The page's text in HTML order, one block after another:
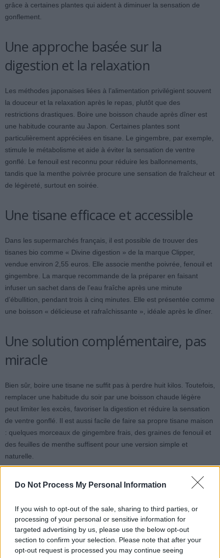
Do Not Process My Personal Information
If you wish to opt-out of the sale, sharing to third parties, or
processing of your personal or sensitive information for
targeted advertising by us, please use the below opt-out
section to confirm your selection. Please note that after your
opt-out request is processed you may continue seeing
grâce à certaines plantes qui aident à diminuer la sensation de
gonflement.
Une approche basée sur la
digestion et la relaxation
Les méthodes japonaises liées à l’alimentation privilégient souvent
la douceur et la relaxation après le repas, plutôt que des
restrictions drastiques. Boire une boisson chaude après dîner est
une habitude courante au Japon. Certaines plantes sont
particulièrement appréciées en tisane. Le gingembre, par exemple,
stimule le métabolisme et aide à éviter la sensation de ventre
gonflé. Le fenouil est reconnu pour réduire les ballonnements,
tandis que la menthe poivrée procure une sensation de fraîcheur et
de légèreté, surtout en soirée.
Une tisane efficace et accessible
Dans les supermarchés français, il est possible de trouver des
tisanes bio comme « Divine digestion » de la marque Clipper,
vendue environ 2,55 euros. Elle associe menthe poivrée, fenouil et
gingembre. La marque recommande de la préparer en faisant
infuser un sachet dans de l’eau fraîche après une minute
d’ébullition, pendant trois à cinq minutes. Elle est présentée comme
une boisson « délicieuse et rafraîchissante », idéale après le dîner.
Une solution complémentaire, pas
miracle
Bien sûr, boire une tisane ne suffit pas à perdre huit kilos. Toutefois,
remplacer une habitude du soir par une boisson chaude légère
peut limiter les excès, favoriser la digestion et réduire la sensation
de ventre gonflé. Il est aussi facile de faire sa propre tisane maison
: quelques morceaux de gingembre frais, des graines de fenouil et
des feuilles de menthe suffisent pour une version simple et
naturelle.
Article précédent
La meilleure protéine pour
prendre du muscle :
Article suivant
Hantavirus chez les
enfants : un danger